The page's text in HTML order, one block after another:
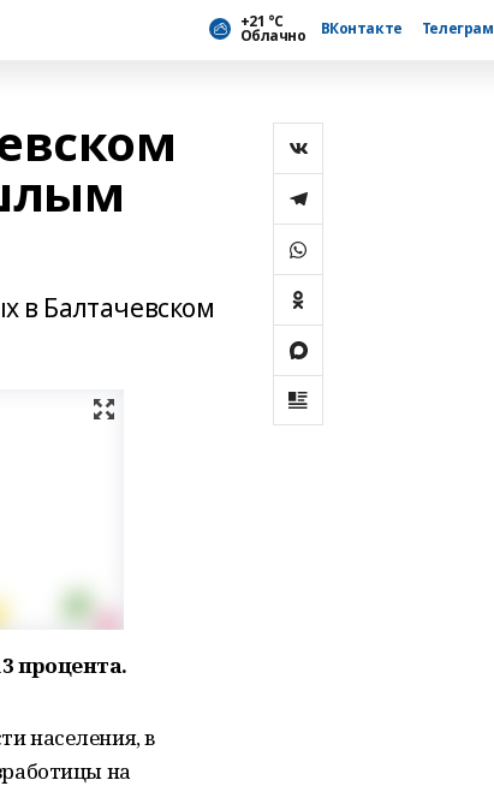
+21 °С
Облачно ВКонтакте Телеграм
в Балтачевском
процента.
населения, в
на